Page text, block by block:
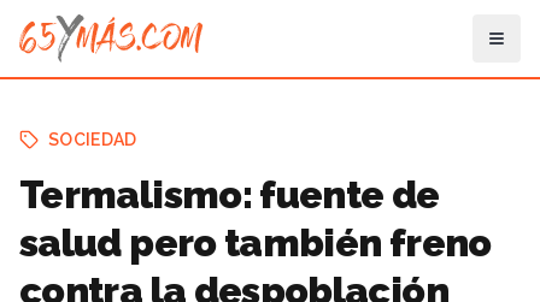
SOCIEDAD
Termalismo: fuente de
salud pero también freno
contra la despoblación